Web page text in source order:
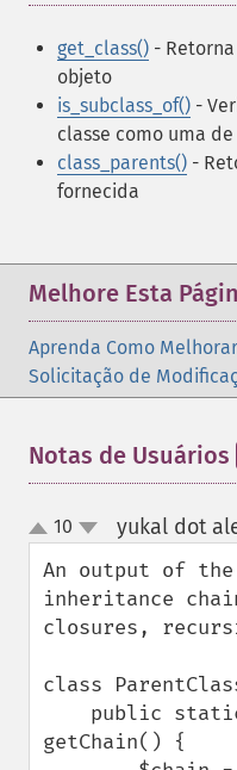
get_class() -
objeto
is_subclass_of() -
classe como uma
class_parents() -
fornecida
Melhore Esta
Aprenda Como
Solicitação de
Notas de Usuários
up
down
10 yukal dot
An output of
inheritance
closures,
class
getChain() {